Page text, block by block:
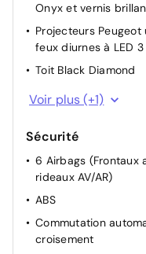
Onyx et vernis
Projecteurs Peugeot
feux diurnes à LED
Toit Black Diamond
Vitres latérales AR
surteintées
Voir plus (+1)
Sécurité
6 Airbags (Frontaux
rideaux AV/AR)
ABS
Commutation
croisement